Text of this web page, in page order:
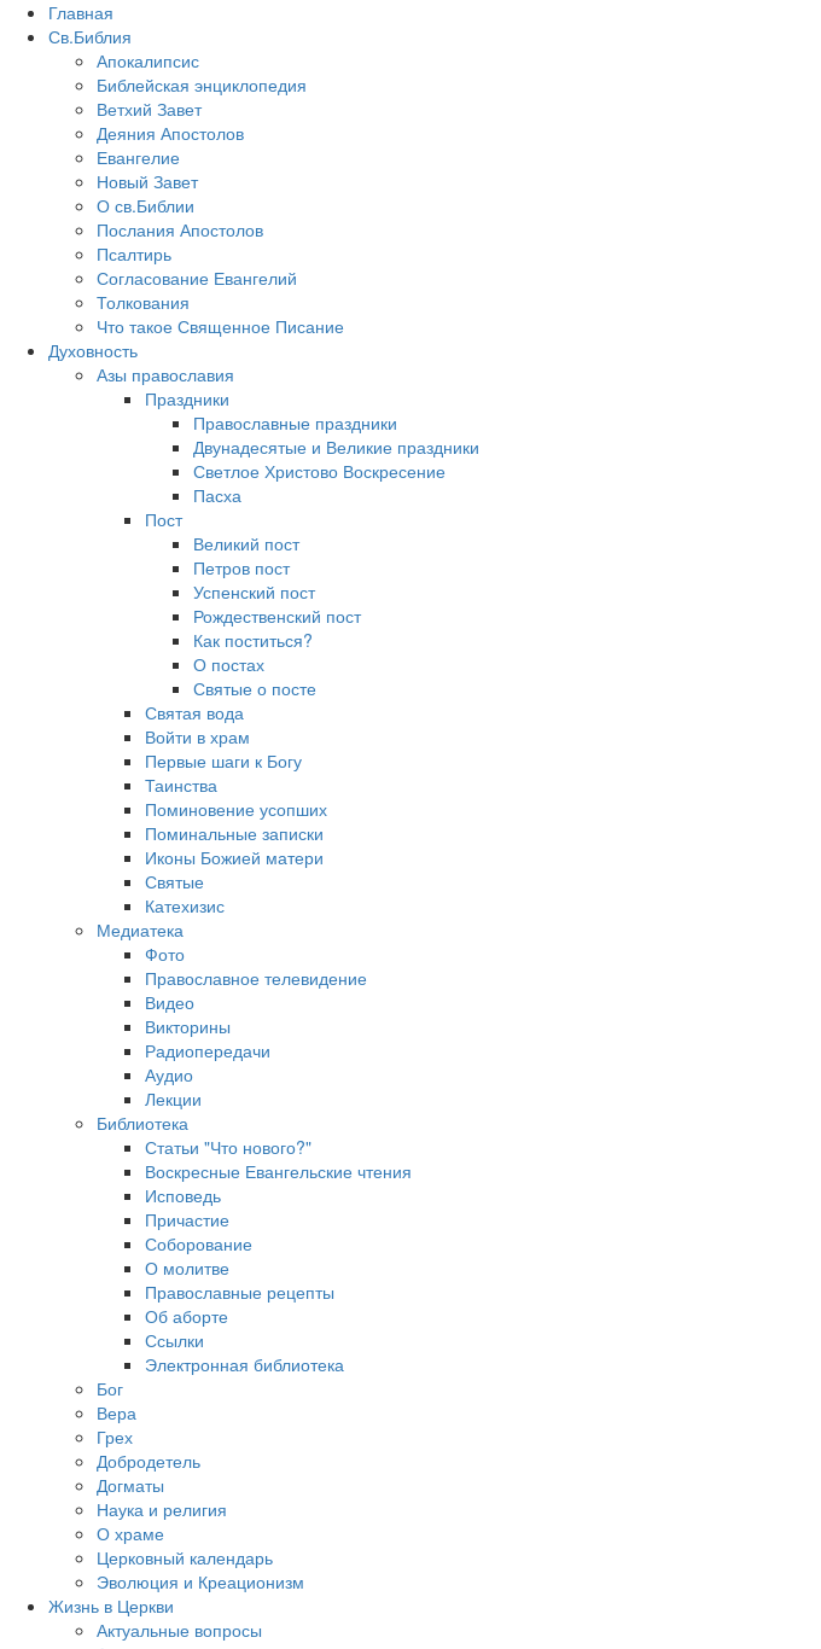
Главная
Св.Библия
Апокалипсис
Библейская энциклопедия
Ветхий Завет
Деяния Апостолов
Евангелие
Новый Завет
О св.Библии
Послания Апостолов
Псалтирь
Согласование Евангелий
Толкования
Что такое Священное Писание
Духовность
Азы православия
Праздники
Православные праздники
Двунадесятые и Великие праздники
Светлое Христово Воскресение
Пасха
Пост
Великий пост
Петров пост
Успенский пост
Рождественский пост
Как поститься?
О постах
Святые о посте
Святая вода
Войти в храм
Первые шаги к Богу
Таинства
Поминовение усопших
Поминальные записки
Иконы Божией матери
Святые
Катехизис
Медиатека
Фото
Православное телевидение
Видео
Викторины
Радиопередачи
Аудио
Лекции
Библиотека
Статьи "Что нового?"
Воскресные Евангельские чтения
Исповедь
Причастие
Соборование
О молитве
Православные рецепты
Об аборте
Ссылки
Электронная библиотека
Бог
Вера
Грех
Добродетель
Догматы
Наука и религия
О храме
Церковный календарь
Эволюция и Креационизм
Жизнь в Церкви
Актуальные вопросы